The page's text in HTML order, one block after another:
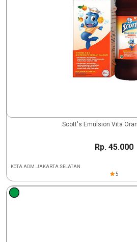
Scott's Emulsion Vita
Rp. 45.000
KOTA ADM. JAKARTA SELATAN
5